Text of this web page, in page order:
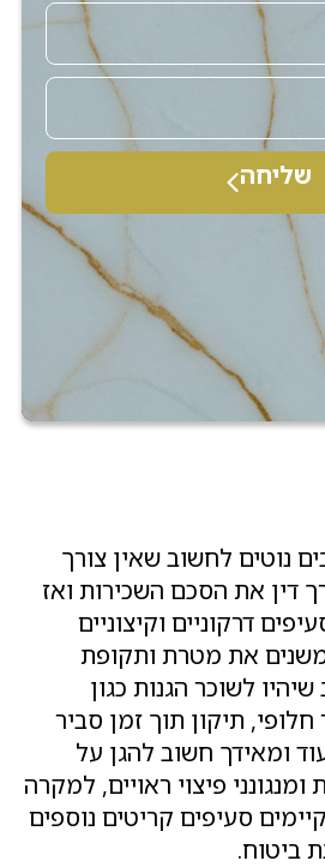
שליחה
נוטים לחשוב שאין צורך
דין את הסכם השכירות ואז
דרקוניים וקיצוניים
את מטרת ותקופת
לשוכר הגנות כגון
תיקון תוך זמן סביר
ומאידך חשוב להגן על
פיצוי ראויים, למקרה
סעיפים קריטים נוספים
ביטוח.